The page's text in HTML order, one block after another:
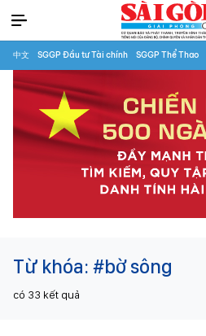
中文 SGGP Đầu tư Tài chính SGGP Thể Thao
Từ khóa: #bờ sông
có 33 kết quả